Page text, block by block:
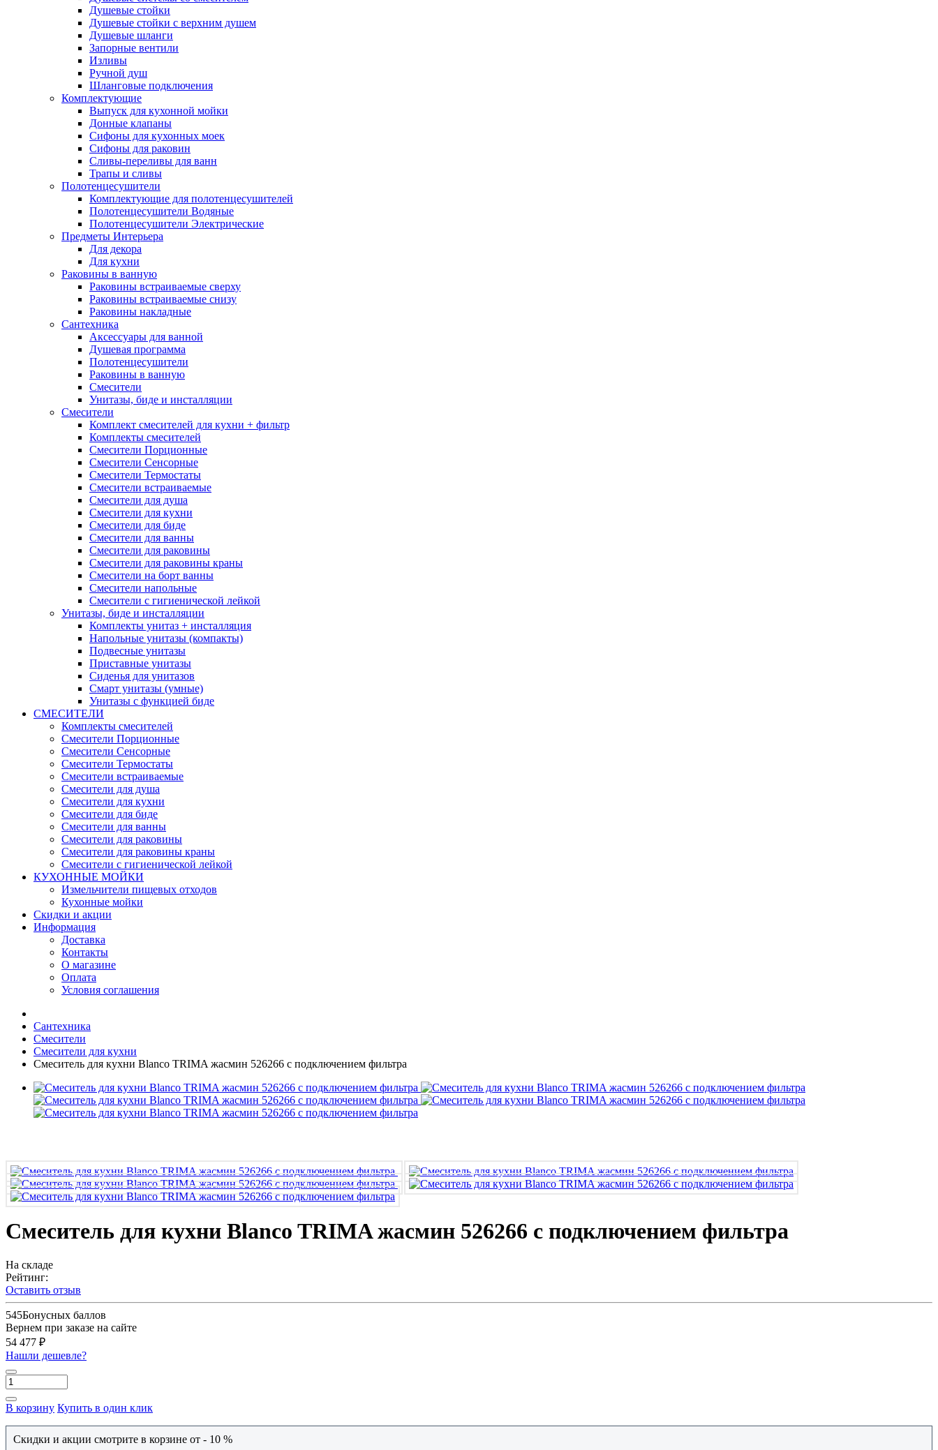
Душевые стойки
Душевые стойки с верхним душем
Душевые шланги
Запорные вентили
Изливы
Ручной душ
Шланговые подключения
Комплектующие
Выпуск для кухонной мойки
Донные клапаны
Сифоны для кухонных моек
Сифоны для раковин
Сливы-переливы для ванн
Трапы и сливы
Полотенцесушители
Комплектующие для полотенцесушителей
Полотенцесушители Водяные
Полотенцесушители Электрические
Предметы Интерьера
Для декора
Для кухни
Раковины в ванную
Раковины встраиваемые сверху
Раковины встраиваемые снизу
Раковины накладные
Сантехника
Аксессуары для ванной
Душевая программа
Полотенцесушители
Раковины в ванную
Смесители
Унитазы, биде и инсталляции
Смесители
Комплект смесителей для кухни + фильтр
Комплекты смесителей
Смесители Порционные
Смесители Сенсорные
Смесители Термостаты
Смесители встраиваемые
Смесители для душа
Смесители для кухни
Смесители для биде
Смесители для ванны
Смесители для раковины
Смесители для раковины краны
Смесители на борт ванны
Смесители напольные
Смесители с гигиенической лейкой
Унитазы, биде и инсталляции
Комплекты унитаз + инсталляция
Напольные унитазы (компакты)
Подвесные унитазы
Приставные унитазы
Сиденья для унитазов
Смарт унитазы (умные)
Унитазы с функцией биде
СМЕСИТЕЛИ
Комплекты смесителей
Смесители Порционные
Смесители Сенсорные
Смесители Термостаты
Смесители встраиваемые
Смесители для душа
Смесители для кухни
Смесители для биде
Смесители для ванны
Смесители для раковины
Смесители для раковины краны
Смесители с гигиенической лейкой
КУХОННЫЕ МОЙКИ
Измельчители пищевых отходов
Кухонные мойки
Скидки и акции
Информация
Доставка
Контакты
О магазине
Оплата
Условия соглашения
Сантехника
Смесители
Смесители для кухни
Смеситель для кухни Blanco TRIMA жасмин 526266 с подключением фильтра
Смеситель для кухни Blanco TRIMA жасмин 526266 с подключением фильтра
На складе
Рейтинг:
Оставить отзыв
545Бонусных баллов
Вернем при заказе на сайте
54 477 ₽
Нашли дешевле?
В корзину Купить в один клик
Скидки и акции смотрите в корзине от - 10 %